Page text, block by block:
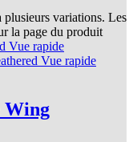
plusieurs variations. Les
la page du produit
Vue rapide
Vue rapide
Wing